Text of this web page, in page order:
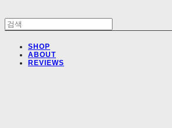
SHOP
ABOUT
REVIEWS